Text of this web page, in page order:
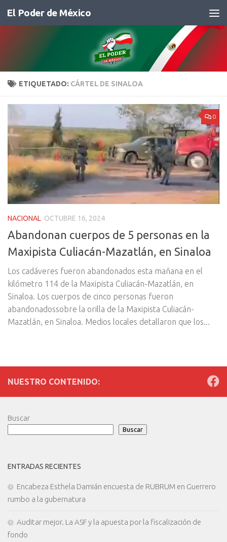
Saltar al contenido
El Poder de México
ETIQUETADO: CÁRTEL DE SINALOA
0
NACIONAL OCTUBRE 16, 2024
Abandonan cuerpos de 5 personas en la
Maxipista Culiacán-Mazatlán, en Sinaloa
Los cadáveres fueron abandonados esta mañana en el
kilómetro 114 de la Maxipista Culiacán-Mazatlán, en
Sinaloa. Los cuerpos de cinco personas fueron
abandonadossobre la orilla de la Maxipista Culiacán-
Mazatlán, en Sinaloa. Medios locales detallaron que los...
NUESTRO CONTENIDO:
Buscar
Buscar
ENTRADAS RECIENTES
Encabeza Esthela Damián encuesta de RUBRUM en Guerrero
rumbo a la gubernatura
Auditar mejor. La ASF y la apuesta por la fiscalización de
fondo